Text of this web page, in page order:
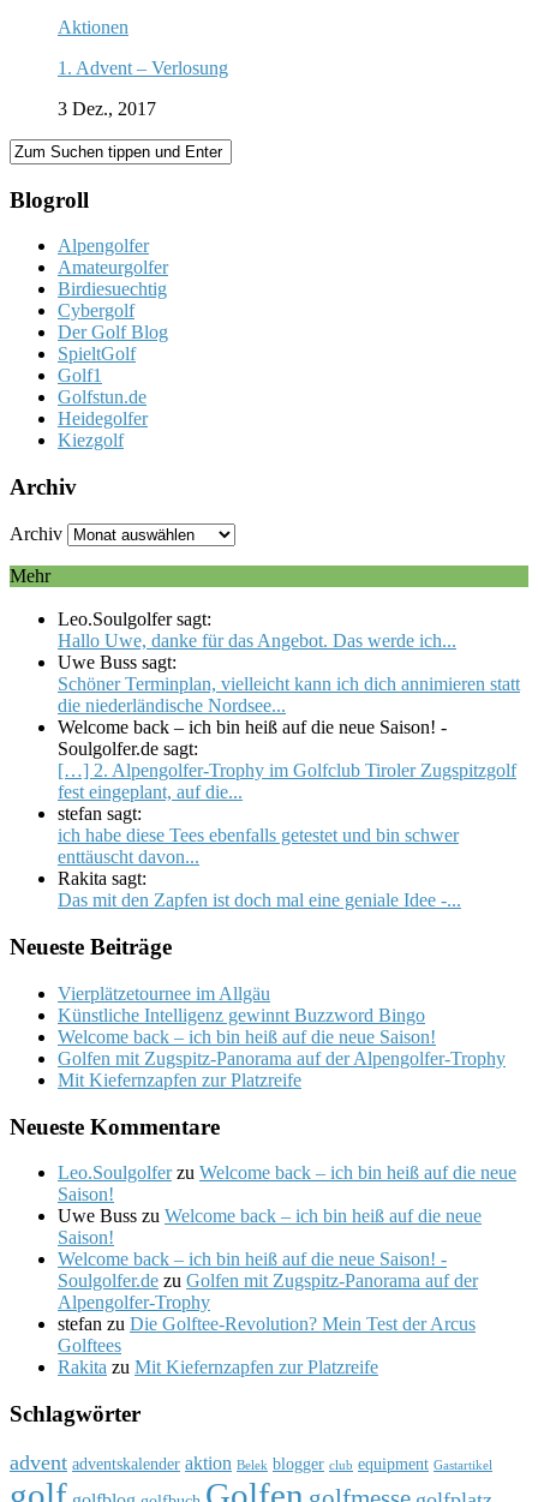
Aktionen
1. Advent – Verlosung
3 Dez., 2017
Blogroll
Alpengolfer
Amateurgolfer
Birdiesuechtig
Cybergolf
Der Golf Blog
SpieltGolf
Golf1
Golfstun.de
Heidegolfer
Kiezgolf
Archiv
Archiv
Mehr
Leo.Soulgolfer sagt:
Hallo Uwe, danke für das Angebot. Das werde ich...
Uwe Buss sagt:
Schöner Terminplan, vielleicht kann ich dich annimieren statt
die niederländische Nordsee...
Welcome back – ich bin heiß auf die neue Saison! -
Soulgolfer.de sagt:
[…] 2. Alpengolfer-Trophy im Golfclub Tiroler Zugspitzgolf
fest eingeplant, auf die...
stefan sagt:
ich habe diese Tees ebenfalls getestet und bin schwer
enttäuscht davon...
Rakita sagt:
Das mit den Zapfen ist doch mal eine geniale Idee -...
Neueste Beiträge
Vierplätzetournee im Allgäu
Künstliche Intelligenz gewinnt Buzzword Bingo
Welcome back – ich bin heiß auf die neue Saison!
Golfen mit Zugspitz-Panorama auf der Alpengolfer-Trophy
Mit Kiefernzapfen zur Platzreife
Neueste Kommentare
Leo.Soulgolferzu Welcome back – ich bin heiß auf die neue
Saison!
Uwe Buss zu Welcome back – ich bin heiß auf die neue
Saison!
Welcome back – ich bin heiß auf die neue Saison! -
Soulgolfer.de zu Golfen mit Zugspitz-Panorama auf der
Alpengolfer-Trophy
stefan zu Die Golftee-Revolution? Mein Test der Arcus
Golftees
Rakita zu Mit Kiefernzapfen zur Platzreife
Schlagwörter
advent adventskalender aktion Belek blogger club equipment Gastartikel